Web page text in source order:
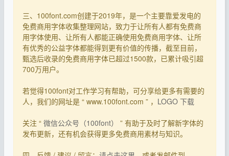
三、100font.com创建于2019年，是一个主要靠爱发电的
免费商用字体收集整理网站，致力于让所有人都有免费商
用字体使用、让所有人都能正确使用免费商用字体、让所
有优秀的公益字体都能得到更有价值的传播，截至目前，
甄选后收录的免费商用字体已超过1500款，已累计吸引超
700万用户。
若觉得100font对工作学习有帮助，可分享给更多有需要的
人，我们的网址是 “ www.100font.com ” ， LOGO 下载
关注 “ 微信公众号（100font）
” 有助于及时了解新字体的
发布更新，还有机会获得更多免费商用素材与知识。